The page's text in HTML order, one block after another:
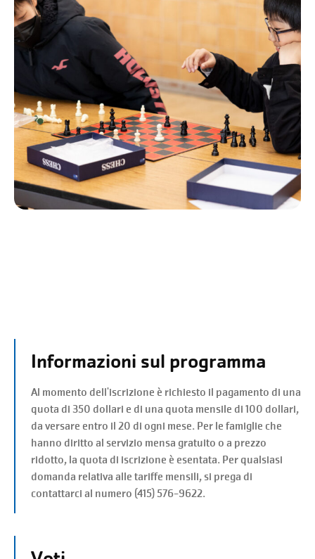
Informazioni sul programma
Al momento dell'iscrizione è richiesto il pagamento di una
quota di 350 dollari e di una quota mensile di 100 dollari,
da versare entro il 20 di ogni mese. Per le famiglie che
hanno diritto al servizio mensa gratuito o a prezzo
ridotto, la quota di iscrizione è esentata. Per qualsiasi
domanda relativa alle tariffe mensili, si prega di
contattarci al numero (415) 576-9622.